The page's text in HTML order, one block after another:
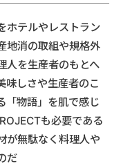
ホテルやレストラン
地消の取組や規格外
人を生産者のもとへ
味しさや生産者のこ
「物語」を肌で感じ
も必要である
が無駄なく料理人や
だ